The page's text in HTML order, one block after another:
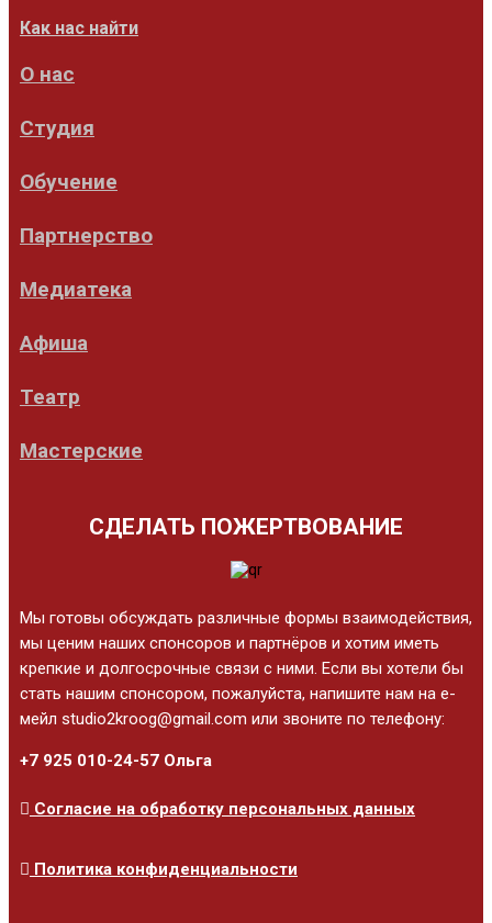
Как нас найти
О нас
Студия
Обучение
Партнерство
Медиатека
Афиша
Театр
Мастерские
СДЕЛАТЬ ПОЖЕРТВОВАНИЕ
Мы готовы обсуждать различные формы взаимодействия,
мы ценим наших спонсоров и партнёров и хотим иметь
крепкие и долгосрочные связи с ними. Если вы хотели бы
стать нашим спонсором, пожалуйста, напишите нам на е-
мейл studio2kroog@gmail.com или звоните по телефону:
+7 925 010-24-57 Ольга
Согласие на обработку персональных данных
Политика конфиденциальности